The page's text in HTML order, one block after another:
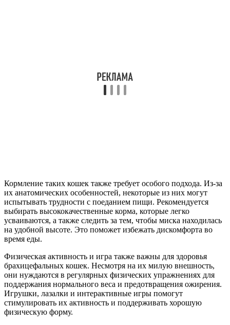
Кормление таких кошек также требует особого подхода. Из-за
их анатомических особенностей, некоторые из них могут
испытывать трудности с поеданием пищи. Рекомендуется
выбирать высококачественные корма, которые легко
усваиваются, а также следить за тем, чтобы миска находилась
на удобной высоте. Это поможет избежать дискомфорта во
время еды.
Физическая активность и игра также важны для здоровья
брахицефальных кошек. Несмотря на их милую внешность,
они нуждаются в регулярных физических упражнениях для
поддержания нормального веса и предотвращения ожирения.
Игрушки, лазалки и интерактивные игры помогут
стимулировать их активность и поддерживать хорошую
физическую форму.